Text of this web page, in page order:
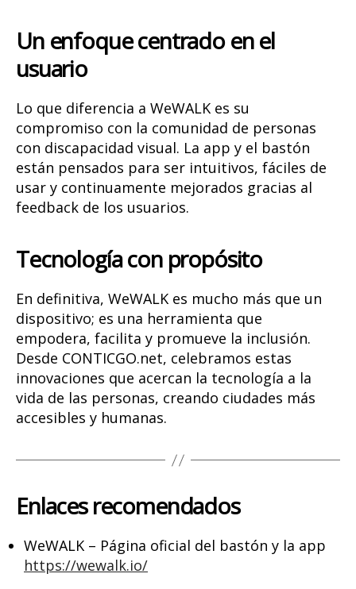
Un enfoque centrado en el
usuario
Lo que diferencia a WeWALK es su
compromiso con la comunidad de personas
con discapacidad visual. La app y el bastón
están pensados para ser intuitivos, fáciles de
usar y continuamente mejorados gracias al
feedback de los usuarios.
Tecnología con propósito
En definitiva, WeWALK es mucho más que un
dispositivo; es una herramienta que
empodera, facilita y promueve la inclusión.
Desde CONTICGO.net, celebramos estas
innovaciones que acercan la tecnología a la
vida de las personas, creando ciudades más
accesibles y humanas.
Enlaces recomendados
WeWALK – Página oficial del bastón y la app
https://wewalk.io/